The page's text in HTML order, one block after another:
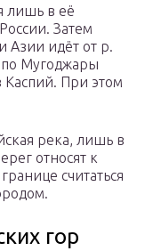
лишь в её
Затем
Азии идёт от р.
Мугоджары
Каспий. При этом
река, лишь в
относят к
считаться
гор